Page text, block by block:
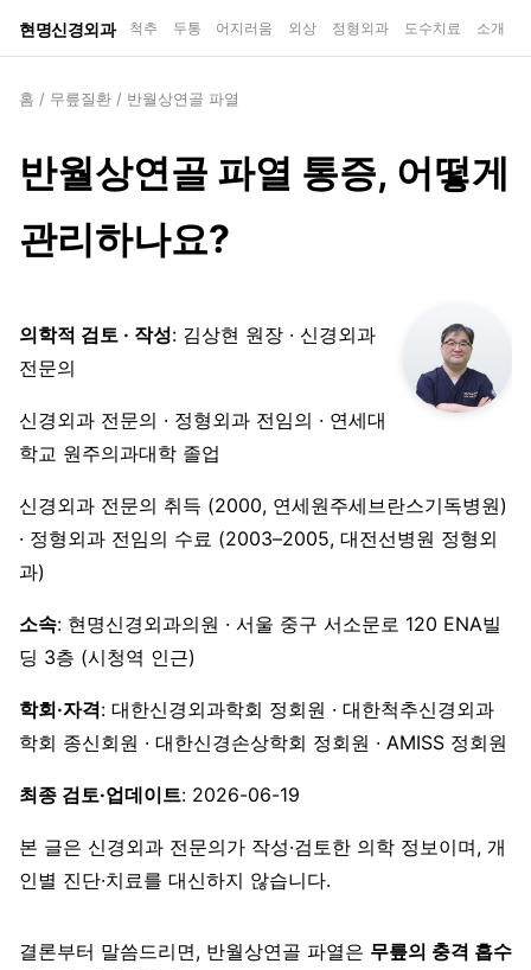
현명신경외과 척추 두통 어지러움 외상 정형외과 도수치료 소개
홈 / 무릎질환 / 반월상연골 파열
반월상연골 파열 통증, 어떻게
관리하나요?
의학적 검토 · 작성: 김상현 원장 · 신경외과
전문의
신경외과 전문의 · 정형외과 전임의 · 연세대
학교 원주의과대학 졸업
신경외과 전문의 취득 (2000, 연세원주세브란스기독병원)
· 정형외과 전임의 수료 (2003–2005, 대전선병원 정형외
과)
소속: 현명신경외과의원 · 서울 중구 서소문로 120 ENA빌
딩 3층 (시청역 인근)
학회·자격: 대한신경외과학회 정회원 · 대한척추신경외과
학회 종신회원 · 대한신경손상학회 정회원 · AMISS 정회원
최종 검토·업데이트: 2026-06-19
본 글은 신경외과 전문의가 작성·검토한 의학 정보이며, 개
인별 진단·치료를 대신하지 않습니다.
결론부터 말씀드리면, 반월상연골 파열은 무릎의 충격 흡수